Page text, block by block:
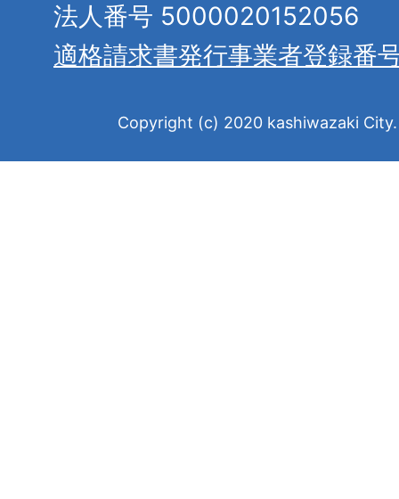
法人番号 5000020152056
適格請求書発行事業者登録番
Copyright (c) 2020 kashiwazaki